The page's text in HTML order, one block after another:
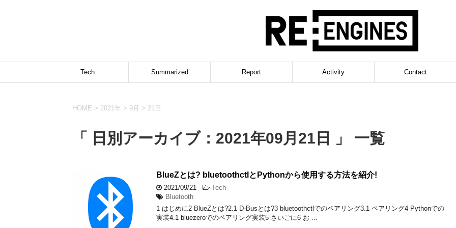
Tech Summarized Report Activity Contact
HOME > 2021年 > 9月 > 21日
「 日別アーカイブ：2021年09月21日 」 一覧
BlueZとは? bluetoothctlとPythonから使用する方法を紹介!
2021/09/21 -Tech
Bluetooth
1 はじめに2 BlueZとは?2.1 D-Busとは?3 bluetoothctlでのペアリング3.1 ペアリング4 Pythonでの
実装4.1 bluezeroでのペアリング実装5 さいごに6 お ...